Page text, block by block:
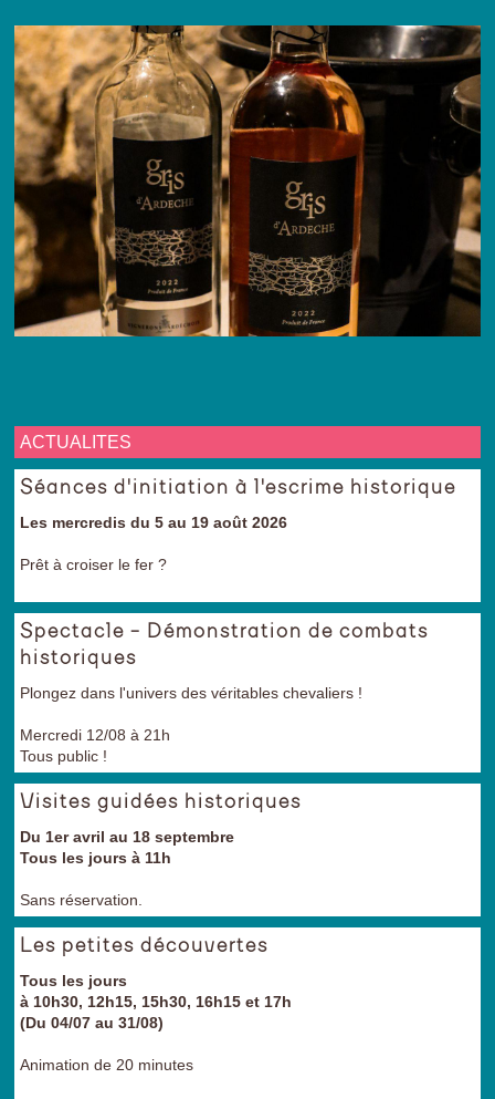
ACTUALITES
Séances d'initiation à l'escrime historique
Les mercredis du 5 au 19 août 2026
Prêt à croiser le fer ?
Spectacle - Démonstration de combats
historiques
Plongez dans l'univers des véritables chevaliers !
Mercredi 12/08 à 21h
Tous public !
Visites guidées historiques
Du 1er avril au 18 septembre
Tous les jours à 11h
Sans réservation.
Les petites découvertes
Tous les jours
à 10h30, 12h15, 15h30, 16h15 et 17h
(Du 04/07 au 31/08)
Animation de 20 minutes